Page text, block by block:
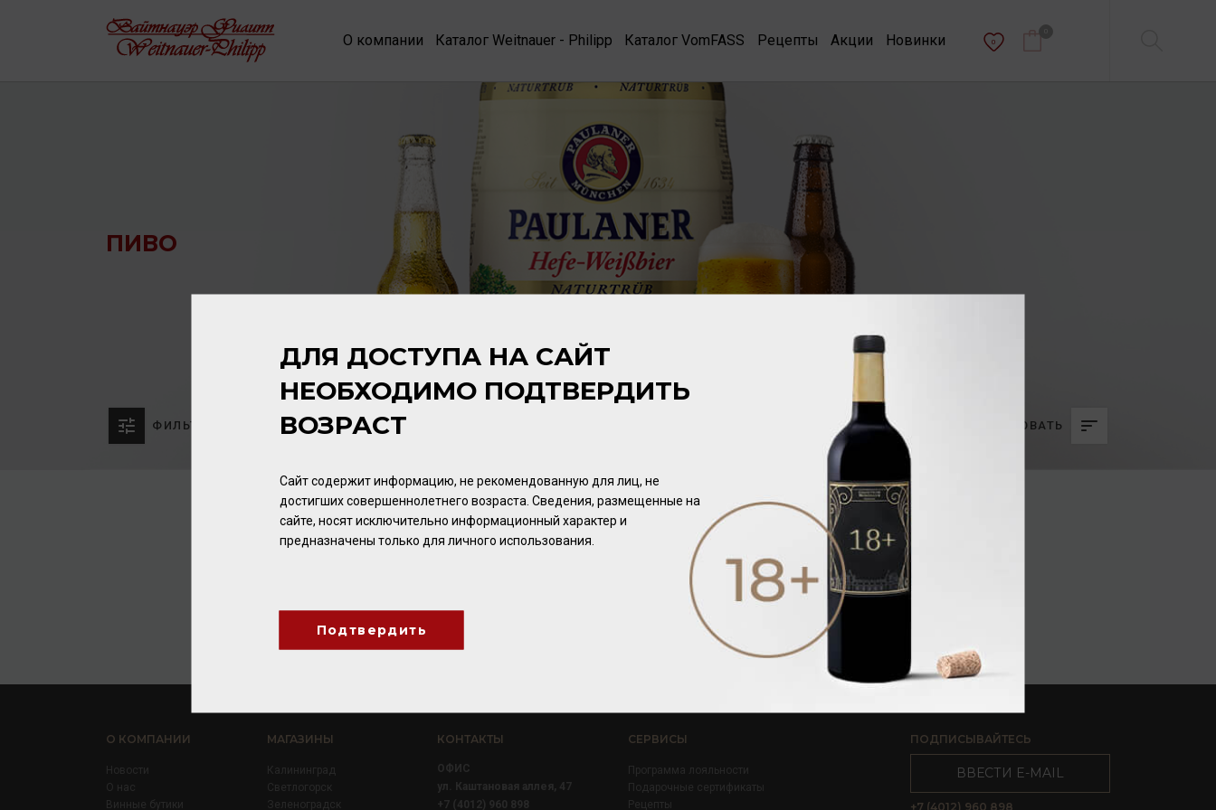
О компании Каталог Weitnauer - Philipp Каталог VomFASS Рецепты Акции Новинки 0
ПИВО
ФИЛЬТР СОРТИРОВАТЬ
О КОМПАНИИ
Новости
О нас
Винные бутики
МАГАЗИНЫ
Калининград
Светлогорск
Зеленоградск
КОНТАКТЫ
ОФИС
ул. Каштановая аллея, 47
+7 (4012) 960 898
СЕРВИСЫ
Программа лояльности
Подарочные сертификаты
Рецепты
ПОДПИСЫВАЙТЕСЬ
ВВЕСТИ E-MAIL
+7 (4012) 960 898
ДЛЯ ДОСТУПА НА САЙТ
НЕОБХОДИМО ПОДТВЕРДИТЬ
ВОЗРАСТ
Сайт содержит информацию, не рекомендованную для лиц, не
достигших совершеннолетнего возраста. Сведения, размещенные на
сайте, носят исключительно информационный характер и
предназначены только для личного использования.
Подтвердить